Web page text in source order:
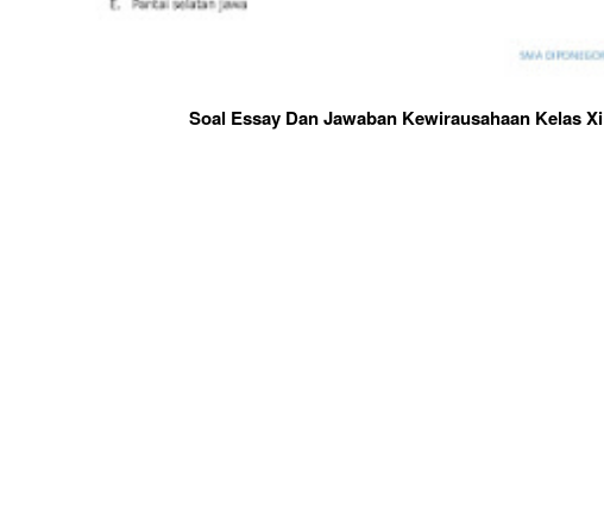
Soal Essay Dan Jawaban Kewirausahaan Kelas Xi